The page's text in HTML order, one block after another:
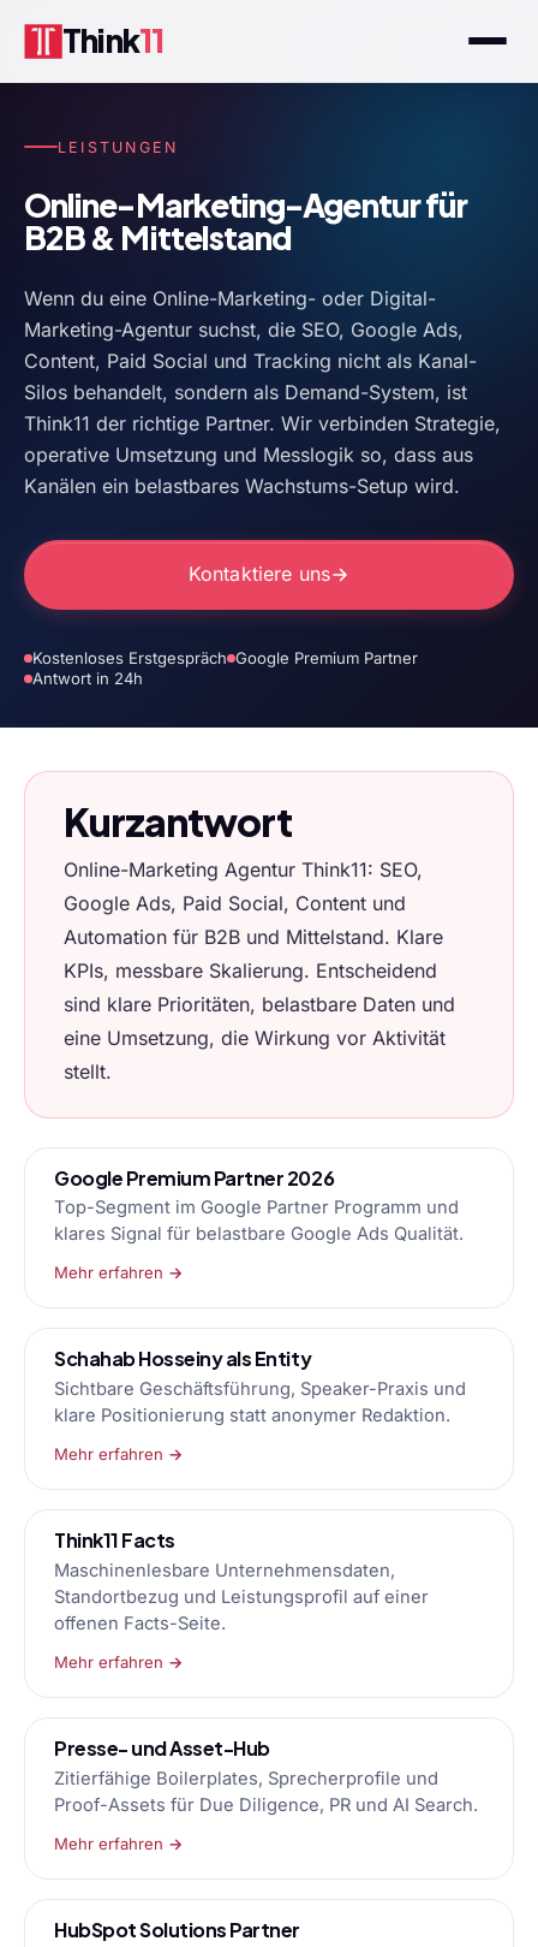
Think11
LEISTUNGEN
Online-Marketing-Agentur für
B2B & Mittelstand
Wenn du eine Online-Marketing- oder Digital-
Marketing-Agentur suchst, die SEO, Google Ads,
Content, Paid Social und Tracking nicht als Kanal-
Silos behandelt, sondern als Demand-System, ist
Think11 der richtige Partner. Wir verbinden Strategie,
operative Umsetzung und Messlogik so, dass aus
Kanälen ein belastbares Wachstums-Setup wird.
Kontaktiere uns
Kostenloses Erstgespräch Google Premium Partner
Antwort in 24h
Kurzantwort
Online-Marketing Agentur Think11: SEO,
Google Ads, Paid Social, Content und
Automation für B2B und Mittelstand. Klare
KPIs, messbare Skalierung. Entscheidend
sind klare Prioritäten, belastbare Daten und
eine Umsetzung, die Wirkung vor Aktivität
stellt.
Google Premium Partner 2026
Top-Segment im Google Partner Programm und
klares Signal für belastbare Google Ads Qualität.
Mehr erfahren →
Schahab Hosseiny als Entity
Sichtbare Geschäftsführung, Speaker-Praxis und
klare Positionierung statt anonymer Redaktion.
Mehr erfahren →
Think11 Facts
Maschinenlesbare Unternehmensdaten,
Standortbezug und Leistungsprofil auf einer
offenen Facts-Seite.
Mehr erfahren →
Presse- und Asset-Hub
Zitierfähige Boilerplates, Sprecherprofile und
Proof-Assets für Due Diligence, PR und AI Search.
Mehr erfahren →
HubSpot Solutions Partner